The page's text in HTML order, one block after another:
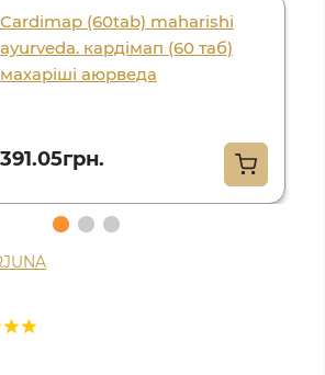
Cardimap (60tab) maharishi
ayurveda. кардімап (60 таб)
махаріші аюрведа
391.05грн.